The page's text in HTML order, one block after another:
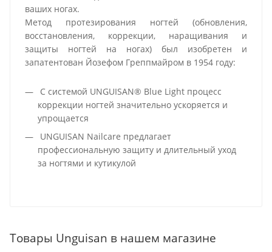
ваших ногах.
Метод протезирования ногтей (обновления,
восстановления, коррекции, наращивания и
защиты ногтей на ногах) был изобретен и
запатентован Йозефом Греппмайром в 1954 году:
С системой UNGUISAN® Blue Light процесс
коррекции ногтей значительно ускоряется и
упрощается
UNGUISAN Nailcare предлагает
профессиональную защиту и длительный уход
за ногтями и кутикулой
Товары Unguisan в нашем магазине